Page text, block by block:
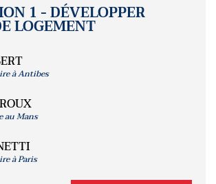
1 - DÉVELOPPER
LOGEMENT
à Antibes
au Mans
à Paris